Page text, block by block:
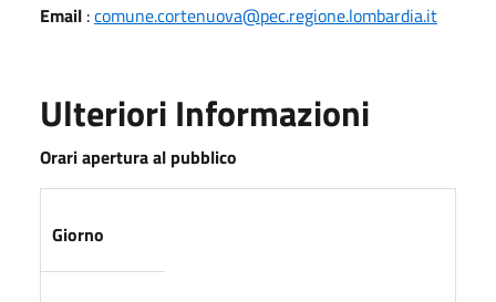
Email :comune.cortenuova@pec.regione.lombardia.it
Ulteriori Informazioni
Orari apertura al pubblico
Giorno